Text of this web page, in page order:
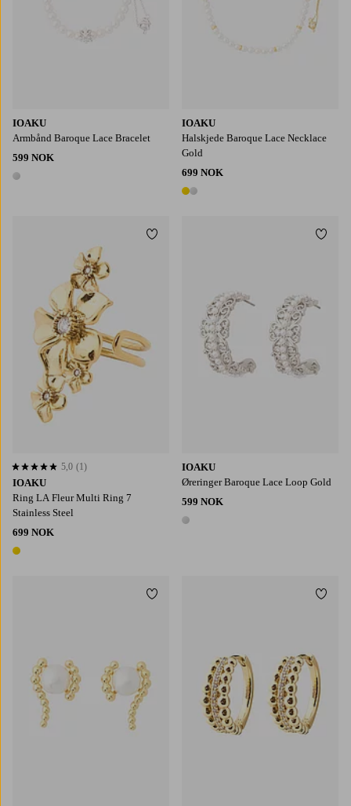
IOAKU
Armbånd Baroque Lace Bracelet
599 NOK
1 farge
IOAKU
Halskjede Baroque Lace Necklace
Gold
699 NOK
2 farger
IOAKU
Ring LA Fleur Multi Ring 7
Stainless Steel
699 NOK
1 farge
5,0 basert på 1 karaktergivninger
5,0 (1)
Legg til favoritter
IOAKU
Øreringer Baroque Lace Loop Gold
599 NOK
1 farge
Legg til favoritter